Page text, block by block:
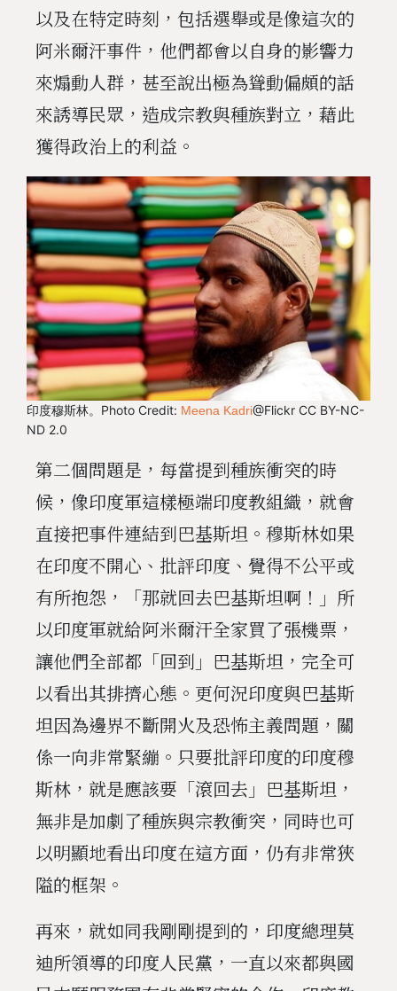
以及在特定時刻，包括選舉或是像這次的
阿米爾汗事件，他們都會以自身的影響力
來煽動人群，甚至說出極為聳動偏頗的話
來誘導民眾，造成宗教與種族對立，藉此
獲得政治上的利益。
印度穆斯林。Photo Credit: Meena Kadri@Flickr CC BY-NC-
ND 2.0
第二個問題是，每當提到種族衝突的時
候，像印度軍這樣極端印度教組織，就會
直接把事件連結到巴基斯坦。穆斯林如果
在印度不開心、批評印度、覺得不公平或
有所抱怨，「那就回去巴基斯坦啊！」所
以印度軍就給阿米爾汗全家買了張機票，
讓他們全部都「回到」巴基斯坦，完全可
以看出其排擠心態。更何況印度與巴基斯
坦因為邊界不斷開火及恐怖主義問題，關
係一向非常緊繃。只要批評印度的印度穆
斯林，就是應該要「滾回去」巴基斯坦，
無非是加劇了種族與宗教衝突，同時也可
以明顯地看出印度在這方面，仍有非常狹
隘的框架。
再來，就如同我剛剛提到的，印度總理莫
迪所領導的印度人民黨，一直以來都與國